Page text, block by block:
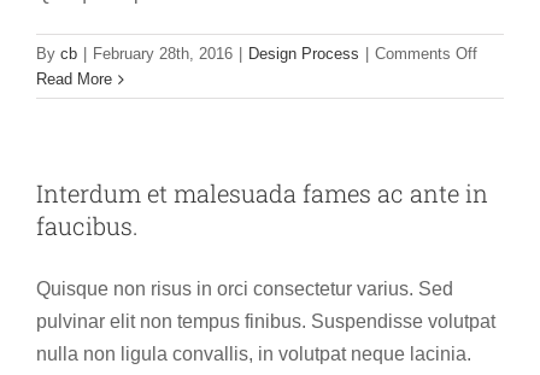
By cb February 28th, 2016 Design Process Comments Offon
porttitor
rhoncu
Read More
Interdum et malesuada fames ac ante in
faucibus.
Quisque non risus in orci consectetur varius. Sed
pulvinar elit non tempus finibus. Suspendisse volutpat
nulla non ligula convallis, in volutpat neque lacinia.